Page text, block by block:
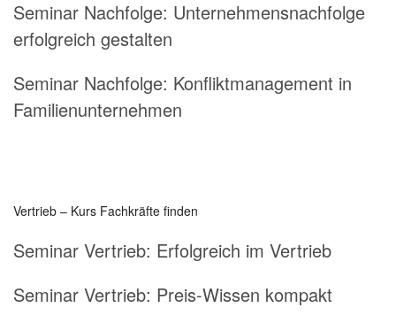
Seminar Nachfolge: Unternehmensnachfolge
erfolgreich gestalten
Seminar Nachfolge: Konfliktmanagement in
Familienunternehmen
Vertrieb – Kurs Fachkräfte finden
Seminar Vertrieb: Erfolgreich im Vertrieb
Seminar Vertrieb: Preis-Wissen kompakt